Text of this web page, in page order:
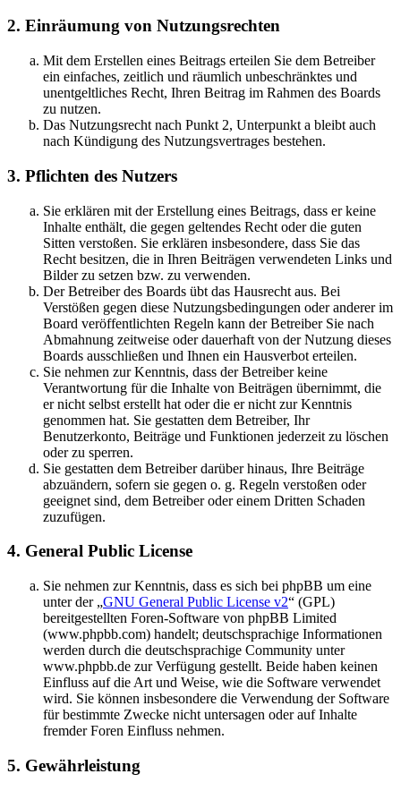
2. Einräumung von Nutzungsrechten
Mit dem Erstellen eines Beitrags erteilen Sie dem Betreiber
ein einfaches, zeitlich und räumlich unbeschränktes und
unentgeltliches Recht, Ihren Beitrag im Rahmen des Boards
zu nutzen.
Das Nutzungsrecht nach Punkt 2, Unterpunkt a bleibt auch
nach Kündigung des Nutzungsvertrages bestehen.
3. Pflichten des Nutzers
Sie erklären mit der Erstellung eines Beitrags, dass er keine
Inhalte enthält, die gegen geltendes Recht oder die guten
Sitten verstoßen. Sie erklären insbesondere, dass Sie das
Recht besitzen, die in Ihren Beiträgen verwendeten Links und
Bilder zu setzen bzw. zu verwenden.
Der Betreiber des Boards übt das Hausrecht aus. Bei
Verstößen gegen diese Nutzungsbedingungen oder anderer im
Board veröffentlichten Regeln kann der Betreiber Sie nach
Abmahnung zeitweise oder dauerhaft von der Nutzung dieses
Boards ausschließen und Ihnen ein Hausverbot erteilen.
Sie nehmen zur Kenntnis, dass der Betreiber keine
Verantwortung für die Inhalte von Beiträgen übernimmt, die
er nicht selbst erstellt hat oder die er nicht zur Kenntnis
genommen hat. Sie gestatten dem Betreiber, Ihr
Benutzerkonto, Beiträge und Funktionen jederzeit zu löschen
oder zu sperren.
Sie gestatten dem Betreiber darüber hinaus, Ihre Beiträge
abzuändern, sofern sie gegen o. g. Regeln verstoßen oder
geeignet sind, dem Betreiber oder einem Dritten Schaden
zuzufügen.
4. General Public License
Sie nehmen zur Kenntnis, dass es sich bei phpBB um eine
unter der „GNU General Public License v2“ (GPL)
bereitgestellten Foren-Software von phpBB Limited
(www.phpbb.com) handelt; deutschsprachige Informationen
werden durch die deutschsprachige Community unter
www.phpbb.de zur Verfügung gestellt. Beide haben keinen
Einfluss auf die Art und Weise, wie die Software verwendet
wird. Sie können insbesondere die Verwendung der Software
für bestimmte Zwecke nicht untersagen oder auf Inhalte
fremder Foren Einfluss nehmen.
5. Gewährleistung